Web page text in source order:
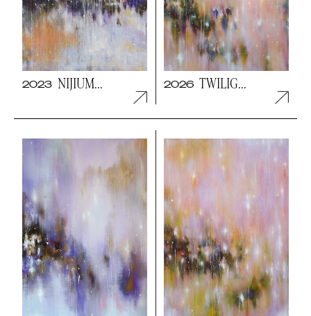
2023 NIJIUM... 2026 TWILIG...